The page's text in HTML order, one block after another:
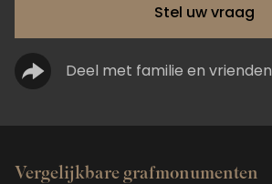
Stel uw vraag
Deel met familie en vrienden
Vergelijkbare grafmonumenten